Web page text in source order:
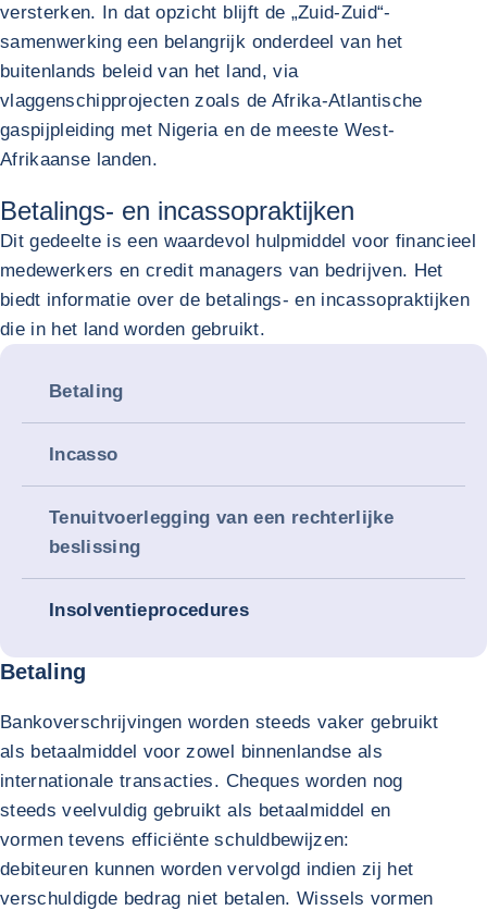
versterken. In dat opzicht blijft de „Zuid-Zuid“-
samenwerking een belangrijk onderdeel van het
buitenlands beleid van het land, via
vlaggenschipprojecten zoals de Afrika-Atlantische
gaspijpleiding met Nigeria en de meeste West-
Afrikaanse landen.
Betalings- en incassopraktijken
Dit gedeelte is een waardevol hulpmiddel voor financieel
medewerkers en credit managers van bedrijven. Het
biedt informatie over de betalings- en incassopraktijken
die in het land worden gebruikt.
Betaling
Incasso
Tenuitvoerlegging van een rechterlijke
beslissing
Insolventieprocedures
Betaling
Bankoverschrijvingen worden steeds vaker gebruikt
als betaalmiddel voor zowel binnenlandse als
internationale transacties. Cheques worden nog
steeds veelvuldig gebruikt als betaalmiddel en
vormen tevens efficiënte schuldbewijzen:
debiteuren kunnen worden vervolgd indien zij het
verschuldigde bedrag niet betalen. Wissels vormen